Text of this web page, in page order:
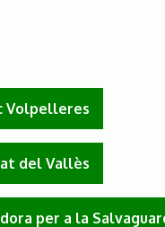
Volpelleres
del Vallès
per a la